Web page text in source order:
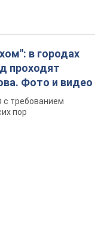
в городах
проходят
Фото и видео
с требованием
пор